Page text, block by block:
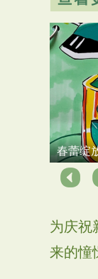
春蕾绽
为庆祝
来的憧